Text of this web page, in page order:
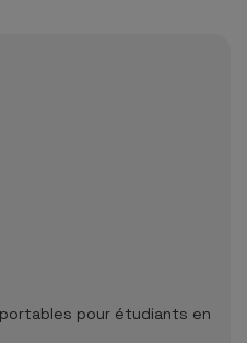
pour étudiants en